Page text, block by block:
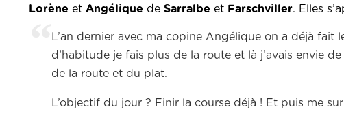
Lorène et Angélique de Sarralbe et Farschviller. Elles
L’an dernier avec ma copine Angélique on a déjà fait
d’habitude je fais plus de la route et là j’avais envie
de la route et du plat.
L’objectif du jour ? Finir la course déjà ! Et puis me